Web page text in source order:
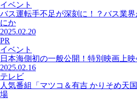
イベント
バス運転手不足が深刻に！？バス業
にか
2025.02.20
PR
イベント
日本海側初の一般公開！特別映画上映
2025.02.16
テレビ
人気番組「マツコ＆有吉 かりそめ天
場